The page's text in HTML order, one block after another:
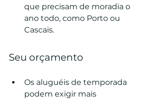
que precisam de moradia o
ano todo, como Porto ou
Cascais.
Seu orçamento
Os aluguéis de temporada
podem exigir mais